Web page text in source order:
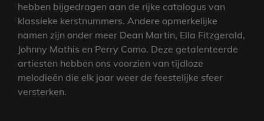
hebben bijgedragen aan de rijke catalogus van
klassieke kerstnummers. Andere opmerkelijke
namen zijn onder meer Dean Martin, Ella Fitzgerald,
Johnny Mathis en Perry Como. Deze getalenteerde
artiesten hebben ons voorzien van tijdloze
melodieën die elk jaar weer de feestelijke sfeer
versterken.